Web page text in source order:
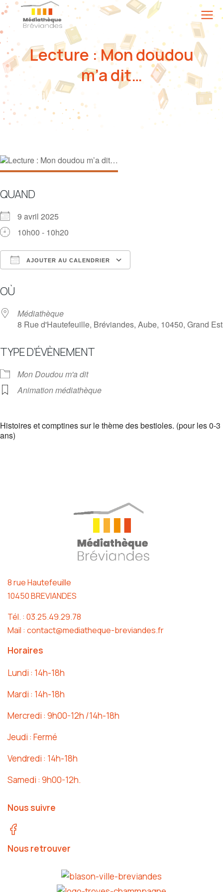
Lecture : Mon doudou
m’a dit…
QUAND
9 avril 2025
10h00 - 10h20
AJOUTER AU CALENDRIER
OÙ
Médiathèque
8 Rue d'Hautefeuille, Bréviandes, Aube, 10450, Grand Est
TYPE D’ÉVÈNEMENT
Mon Doudou m'a dit
Animation médiathèque
Histoires et comptines sur le thème des bestioles. (pour les 0-3
ans)
8 rue Hautefeuille
10450 BREVIANDES
Tél. : 03.25.49.29.78
Mail : contact@mediatheque-breviandes.fr
Horaires
Lundi : 14h-18h
Mardi : 14h-18h
Mercredi : 9h00-12h /14h-18h
Jeudi : Fermé
Vendredi : 14h-18h
Samedi : 9h00-12h.
Nous suivre
Nous retrouver